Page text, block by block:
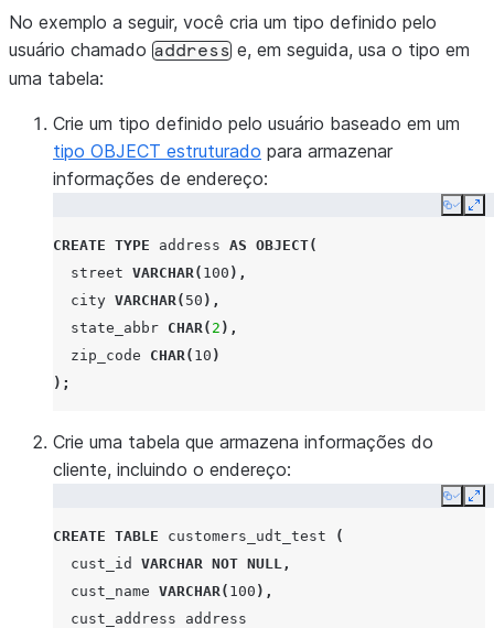
No exemplo a seguir, você cria um tipo definido pelo
usuário chamado address e, em seguida, usa o tipo em
uma tabela:
Crie um tipo definido pelo usuário baseado em um
tipo OBJECT estruturado para armazenar
informações de endereço:
Copy
CREATE TYPE address AS OBJECT(
street VARCHAR( 100 ),
city VARCHAR( 50 ),
state_abbr CHAR( 2 ),
zip_code
CHAR( 10 )
);
Crie uma tabela que armazena informações do
cliente, incluindo o endereço:
Copy
CREATE TABLE customers_udt_test
(
cust_id
VARCHAR NOT NULL ,
cust_name VARCHAR( 100 ),
cust_address
address